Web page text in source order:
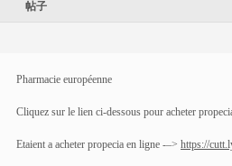
帖子
Pharmacie européenne
Cliquez sur le lien ci-dessous pour acheter
Etaient a acheter propecia en ligne -–> https://